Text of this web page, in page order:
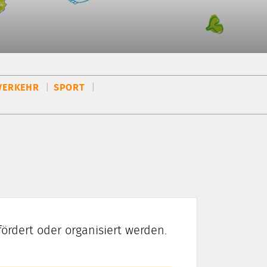
SPORT
oder organisiert werden.